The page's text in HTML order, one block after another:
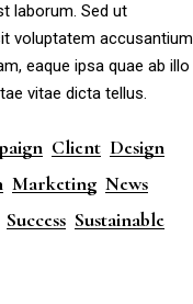
laborum. Sed ut
voluptatem accusantium
eaque ipsa quae ab illo
vitae dicta tellus.
Client Design
Marketing News
Success Sustainable